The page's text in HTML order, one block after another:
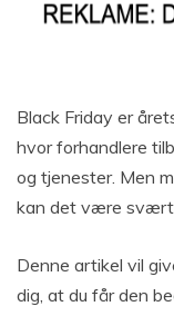
Black Friday er
hvor forhandlere
og tjenester. Men
kan det være svært
Denne artikel vil
dig, at du får den